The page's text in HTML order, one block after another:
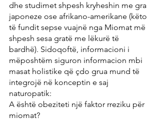
dhe studimet shpesh kryheshin me gra
japoneze ose afrikano-amerikane (këto
të fundit sepse vuajnë nga Miomat më
shpesh sesa gratë me lëkurë të
bardhë). Sidoqoftë, informacioni i
mëposhtëm siguron informacion mbi
masat holistike që çdo grua mund të
integrojë në konceptin e saj
naturopatik:
A është obeziteti një faktor rreziku për
miomat?